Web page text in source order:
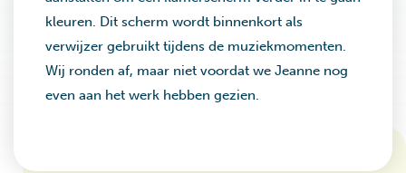
kleuren. Dit scherm wordt binnenkort als
verwijzer gebruikt tijdens de muziekmomenten.
Wij ronden af, maar niet voordat we Jeanne nog
even aan het werk hebben gezien.